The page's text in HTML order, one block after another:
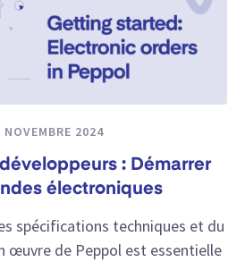
NOVEMBRE 2024
: Démarrer
électroniques
spécifications techniques et du
œuvre de Peppol est essentielle